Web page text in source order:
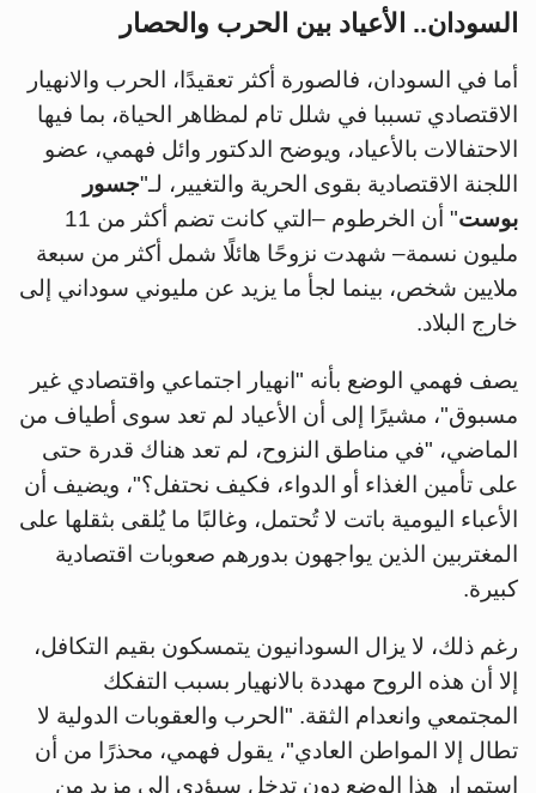
السودان.. الأعياد بين الحرب والحصار
أما في السودان، فالصورة أكثر تعقيدًا، الحرب والانهيار
الاقتصادي تسببا في شلل تام لمظاهر الحياة، بما فيها
الاحتفالات بالأعياد، ويوضح الدكتور وائل فهمي، عضو
اللجنة الاقتصادية بقوى الحرية والتغيير، لـ"جسور
بوست
" أن الخرطوم –التي كانت تضم أكثر من 11
مليون نسمة– شهدت نزوحًا هائلًا شمل أكثر من سبعة
ملايين شخص، بينما لجأ ما يزيد عن مليوني سوداني إلى
خارج البلاد.
يصف فهمي الوضع بأنه "انهيار اجتماعي واقتصادي غير
مسبوق"، مشيرًا إلى أن الأعياد لم تعد سوى أطياف من
الماضي، "في مناطق النزوح، لم تعد هناك قدرة حتى
على تأمين الغذاء أو الدواء، فكيف نحتفل؟"، ويضيف أن
الأعباء اليومية باتت لا تُحتمل، وغالبًا ما يُلقى بثقلها على
المغتربين الذين يواجهون بدورهم صعوبات اقتصادية
كبيرة.
رغم ذلك، لا يزال السودانيون يتمسكون بقيم التكافل،
إلا أن هذه الروح مهددة بالانهيار بسبب التفكك
المجتمعي وانعدام الثقة. "الحرب والعقوبات الدولية لا
تطال إلا المواطن العادي"، يقول فهمي، محذرًا من أن
استمرار هذا الوضع دون تدخل سيؤدي إلى مزيد من